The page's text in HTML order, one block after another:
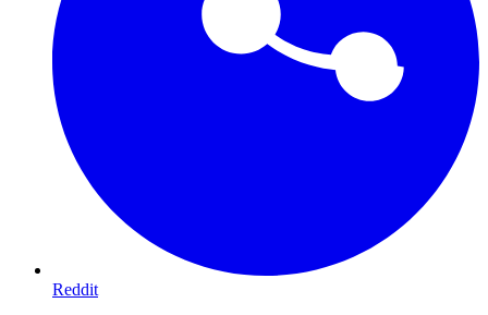
Reddit